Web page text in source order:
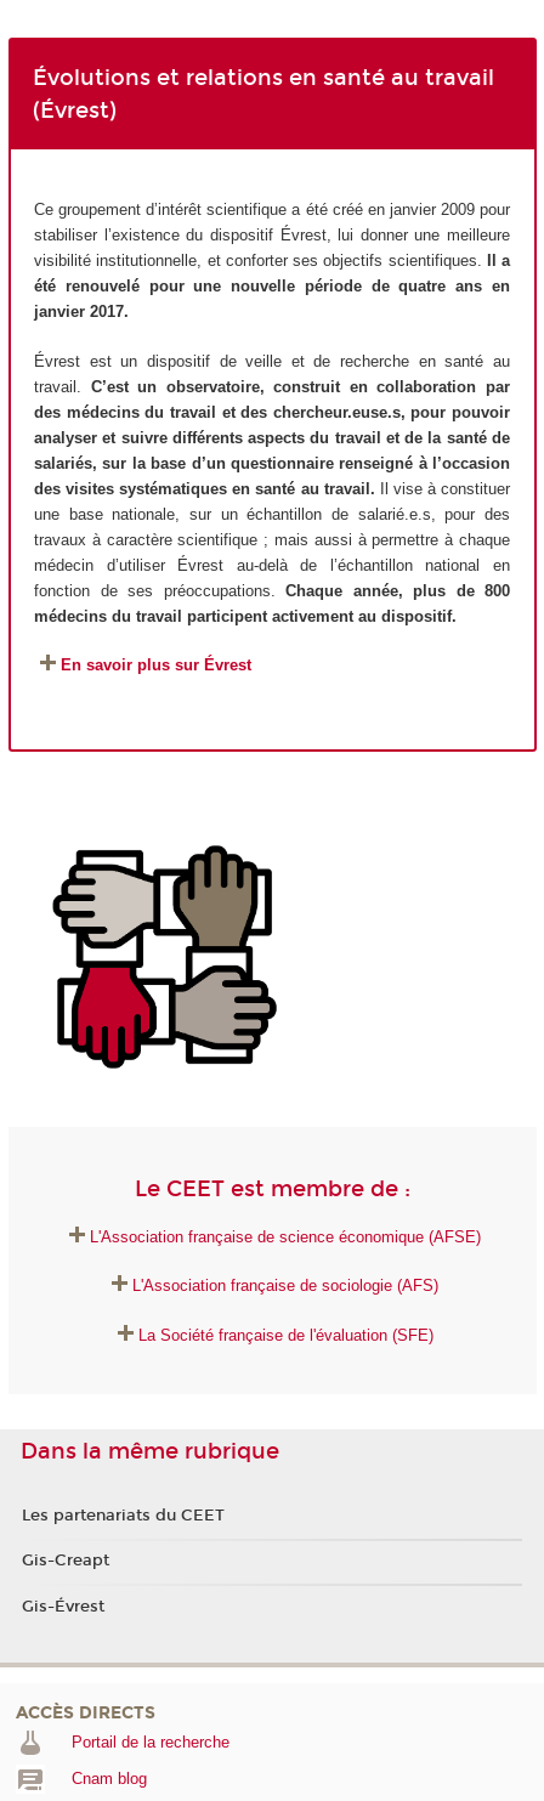
Évolutions et relations en santé au travail
(Évrest)
Ce groupement d’intérêt scientifique a été créé en janvier 2009 pour
stabiliser l’existence du dispositif Évrest, lui donner une meilleure
visibilité institutionnelle, et conforter ses objectifs scientifiques.
Il a
été renouvelé pour une nouvelle période de quatre ans en
janvier 2017.
Évrest est un dispositif de veille et de recherche en santé au
travail.
C’est un observatoire, construit en collaboration par
des médecins du travail et des chercheur.euse.s, pour pouvoir
analyser et suivre différents aspects du travail et de la santé de
salariés, sur la base d’un questionnaire renseigné à l’occasion
des visites systématiques en santé au travail. Il vise à constituer
une base nationale, sur un échantillon de salarié.e.s, pour des
travaux à caractère scientifique ; mais aussi à permettre à chaque
médecin d’utiliser Évrest au-delà de l’échantillon national en
fonction de ses préoccupations. Chaque année, plus de 800
médecins du travail participent activement au dispositif.
En savoir plus sur Évrest
Le CEET est membre de :
L'Association française de science économique (AFSE)
L'Association française de sociologie (AFS)
La Société française de l'évaluation (SFE)
Dans la même rubrique
Les partenariats du CEET
Gis-Creapt
Gis-Évrest
ACCÈS DIRECTS
Portail de la recherche
Cnam blog